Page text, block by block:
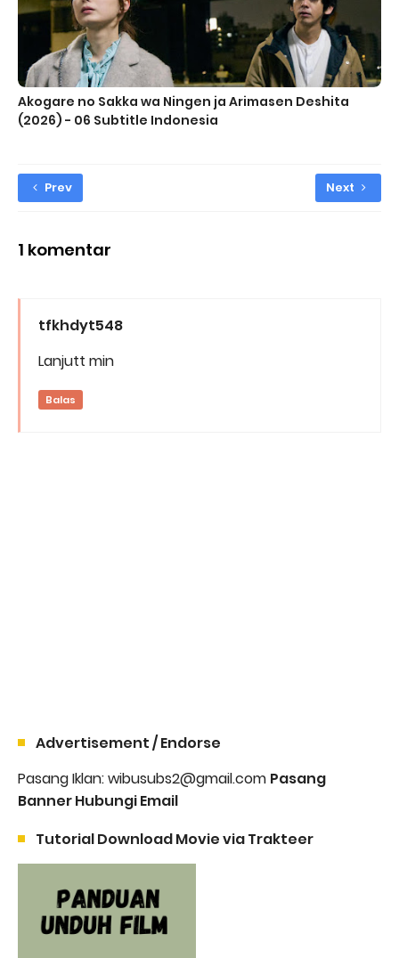
Akogare no Sakka wa Ningen ja Arimasen Deshita
(2026) - 06 Subtitle Indonesia
Prev Next
1 komentar
tfkhdyt548
Lanjutt min
Balas
Advertisement / Endorse
Pasang Iklan: wibusubs2@gmail.com Pasang
Banner Hubungi Email
Tutorial Download Movie via Trakteer